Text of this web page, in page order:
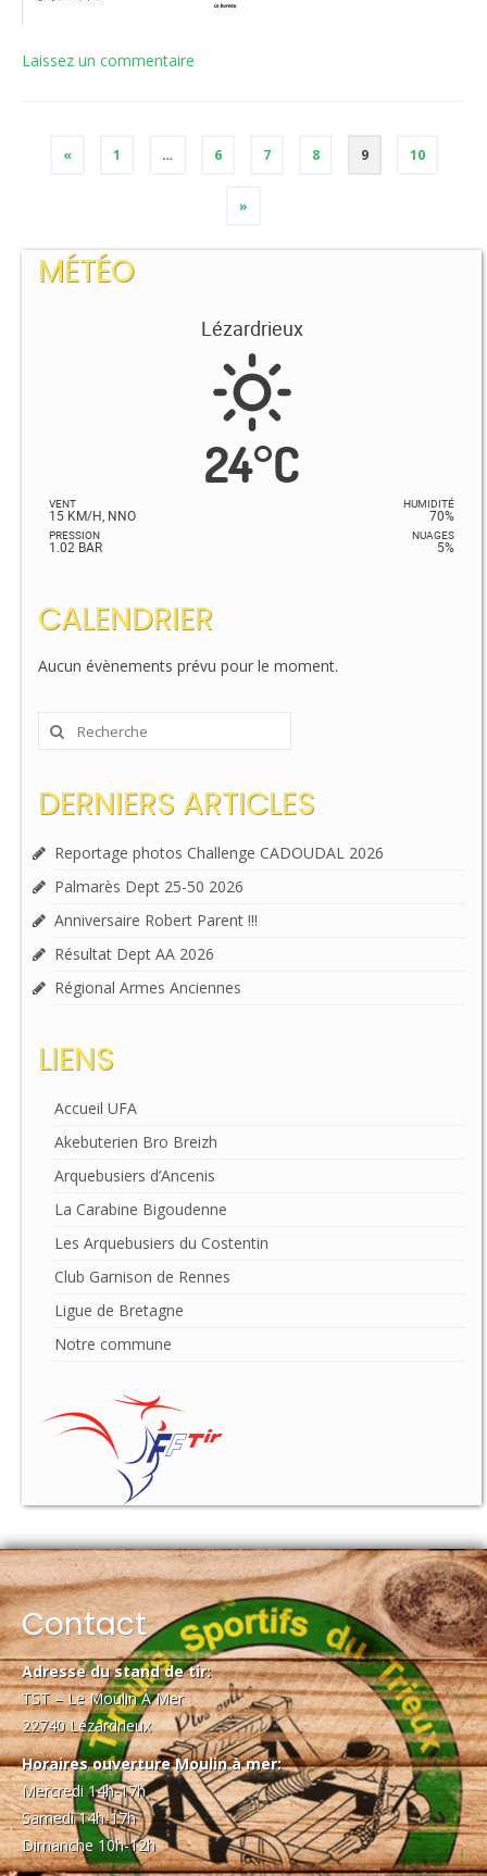
Laissez un commentaire
« 1 … 6 7 8 9 10
»
MÉTÉO
Lézardrieux
24°C
VENT
15 KM/H, NNO
PRESSION
1.02 BAR
HUMIDITÉ
70%
NUAGES
5%
CALENDRIER
Aucun évènements prévu pour le moment.
Rechercher
:
DERNIERS ARTICLES
Reportage photos Challenge CADOUDAL 2026
Palmarès Dept 25-50 2026
Anniversaire Robert Parent !!!
Résultat Dept AA 2026
Régional Armes Anciennes
LIENS
Accueil UFA
Akebuterien Bro Breizh
Arquebusiers d’Ancenis
La Carabine Bigoudenne
Les Arquebusiers du Costentin
Club Garnison de Rennes
Ligue de Bretagne
Notre commune
Contact
Adresse du stand de tir:
TST – Le Moulin À Mer
22740 Lézardrieux
Horaires ouverture Moulin à mer:
Mercredi 14h-17h
Samedi 14h-17h
Dimanche 10h-12h